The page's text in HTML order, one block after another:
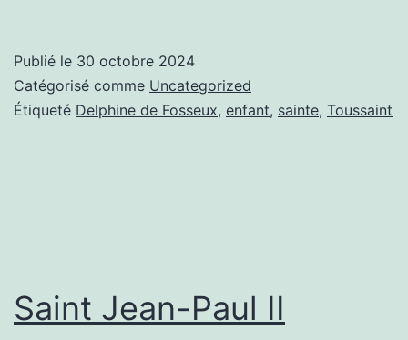
Publié le 30 octobre 2024
Catégorisé comme Uncategorized
Étiqueté Delphine de Fosseux, enfant, sainte, Toussaint
Saint Jean-Paul II